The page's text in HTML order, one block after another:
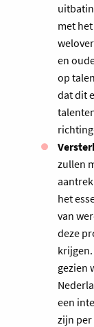
met
en
op
dat dit
zullen
het
van
deze
gezien
een
zijn